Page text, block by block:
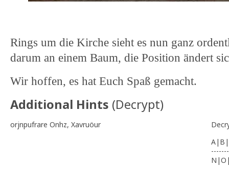
Rings um die Kirche sieht es nun ganz
darum an einem Baum, die Position ändert
Wir hoffen, es hat Euch Spaß gemacht.
Additional Hints (Decrypt)
orjnpufrare Onhz, Xavruöur